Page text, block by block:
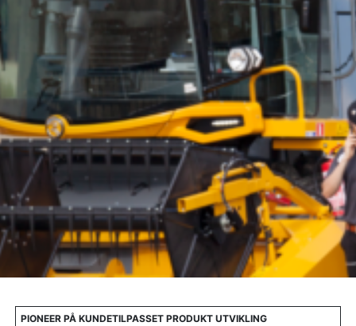
PIONEER PÅ KUNDETILPASSET PRODUKT UTVIKLING